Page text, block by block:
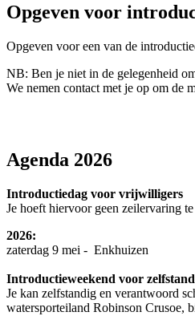
Opgeven voor
Opgeven voor een van de
NB: Ben je niet in de gelegenheid
We nemen contact met je op om de
Agenda 2026
Introductiedag voor vrijwilligers
Je hoeft hiervoor geen zeilervaring
2026:
zaterdag 9 mei - Enkhuizen
Introductieweekend voor
Je kan zelfstandig en verantwoord
watersporteiland Robinson Crusoe,